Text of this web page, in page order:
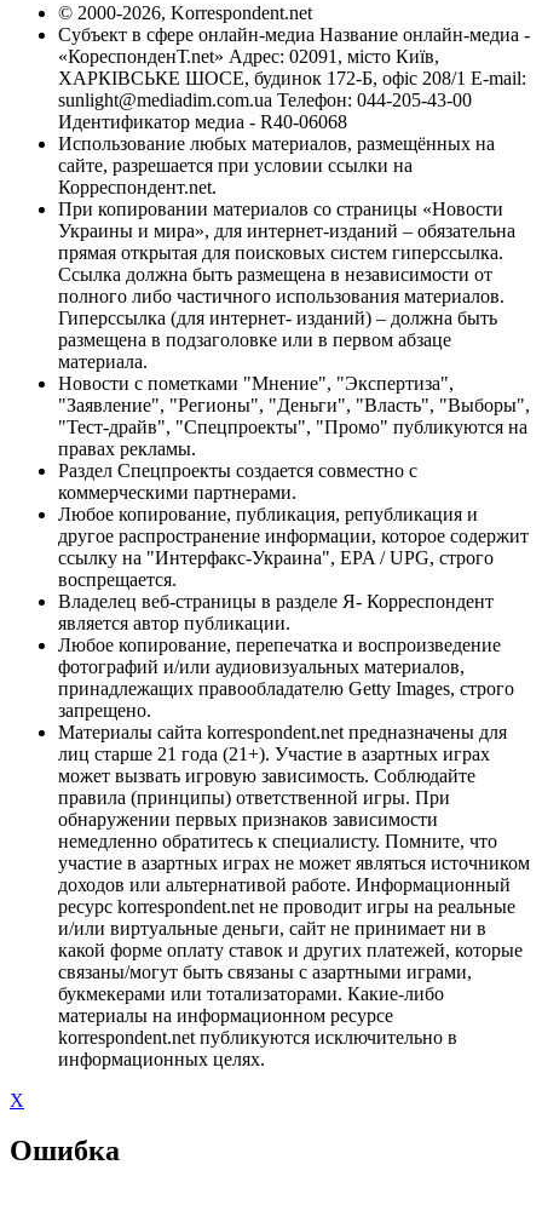
© 2000-2026, Korrespondent.net
Субъект в сфере онлайн-медиа Название онлайн-медиа -
«КореспонденТ.net» Адрес: 02091, місто Київ,
ХАРКІВСЬКЕ ШОСЕ, будинок 172-Б, офіс 208/1 E-mail:
sunlight@mediadim.com.ua Телефон: 044-205-43-00
Идентификатор медиа - R40-06068
Использование любых материалов, размещённых на
сайте, разрешается при условии ссылки на
Корреспондент.net.
При копировании материалов со страницы «Новости
Украины и мира», для интернет-изданий – обязательна
прямая открытая для поисковых систем гиперссылка.
Ссылка должна быть размещена в независимости от
полного либо частичного использования материалов.
Гиперссылка (для интернет- изданий) – должна быть
размещена в подзаголовке или в первом абзаце
материала.
Новости с пометками "Мнение", "Экспертиза",
"Заявление", "Регионы", "Деньги", "Власть", "Выборы",
"Тест-драйв", "Спецпроекты", "Промо" публикуются на
правах рекламы.
Раздел Спецпроекты создается совместно с
коммерческими партнерами.
Любое копирование, публикация, републикация и
другое распространение информации, которое содержит
ссылку на "Интерфакс-Украина", EPA / UPG, строго
воспрещается.
Владелец веб-страницы в разделе Я- Корреспондент
является автор публикации.
Любое копирование, перепечатка и воспроизведение
фотографий и/или аудиовизуальных материалов,
принадлежащих правообладателю Getty Images, строго
запрещено.
Материалы сайта korrespondent.net предназначены для
лиц старше 21 года (21+). Участие в азартных играх
может вызвать игровую зависимость. Соблюдайте
правила (принципы) ответственной игры. При
обнаружении первых признаков зависимости
немедленно обратитесь к специалисту. Помните, что
участие в азартных играх не может являться источником
доходов или альтернативой работе. Информационный
ресурс korrespondent.net не проводит игры на реальные
и/или виртуальные деньги, сайт не принимает ни в
какой форме оплату ставок и других платежей, которые
связаны/могут быть связаны с азартными играми,
букмекерами или тотализаторами. Какие-либо
материалы на информационном ресурсе
korrespondent.net публикуются исключительно в
информационных целях.
X
Ошибка